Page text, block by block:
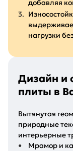
добавляя
нагрузки
Дизайн и
плиты в
Вытянутая
природные
интерьерные
Мрамор и